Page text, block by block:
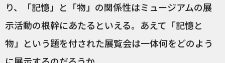
り、「記憶」と「物」の関係性はミュージアムの展
示活動の根幹にあたるといえる。あえて「記憶と
物」という題を付された展覧会は一体何をどのよう